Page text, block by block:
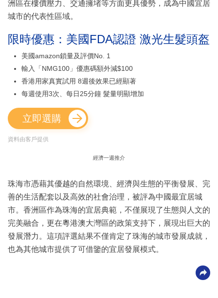
洲區在樓價壓力、交通擁堵等方面更具優勢，成為中國宜居
城市的代表性區域。
限時優惠：美國FDA認證 激光生髮頭盔
美國amazon鎖量及評價No. 1
輸入「NMG100」優惠碼額外減$100
香港用家真實試用 8週後效果已經顯著
每週使用3次、每日25分鐘 髮量明顯增加
立即選購
資料由客戶提供
經濟一週推介
珠海市憑藉其優越的自然環境、經濟與生態的平衡發展、完
善的生活配套以及高效的社會治理，被評為中國最宜居城
市。香洲區作為珠海的宜居典範，不僅展現了生態與人文的
完美融合，更在粵港澳大灣區的政策支持下，展現出巨大的
發展潛力。這項評選結果不僅肯定了珠海的城市發展成就，
也為其他城市提供了可借鑒的宜居發展模式。